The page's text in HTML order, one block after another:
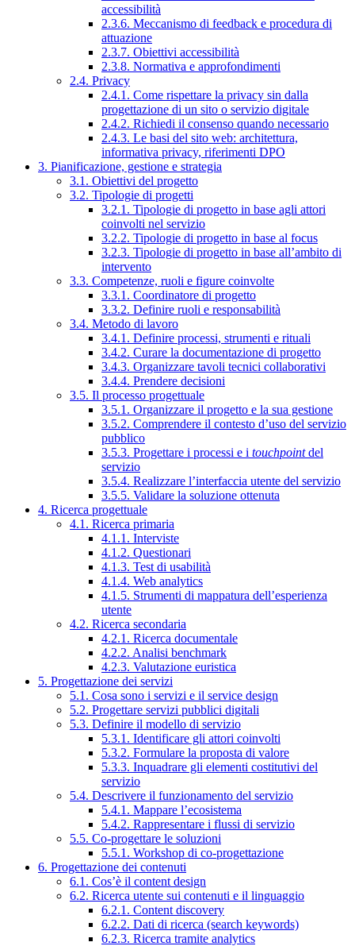
accessibilità
2.3.6. Meccanismo di feedback e procedura di
attuazione
2.3.7. Obiettivi accessibilità
2.3.8. Normativa e approfondimenti
2.4. Privacy
2.4.1. Come rispettare la privacy sin dalla
progettazione di un sito o servizio digitale
2.4.2. Richiedi il consenso quando necessario
2.4.3. Le basi del sito web: architettura,
informativa privacy, riferimenti DPO
3. Pianificazione, gestione e strategia
3.1. Obiettivi del progetto
3.2. Tipologie di progetti
3.2.1. Tipologie di progetto in base agli attori
coinvolti nel servizio
3.2.2. Tipologie di progetto in base al focus
3.2.3. Tipologie di progetto in base all’ambito di
intervento
3.3. Competenze, ruoli e figure coinvolte
3.3.1. Coordinatore di progetto
3.3.2. Definire ruoli e responsabilità
3.4. Metodo di lavoro
3.4.1. Definire processi, strumenti e rituali
3.4.2. Curare la documentazione di progetto
3.4.3. Organizzare tavoli tecnici collaborativi
3.4.4. Prendere decisioni
3.5. Il processo progettuale
3.5.1. Organizzare il progetto e la sua gestione
3.5.2. Comprendere il contesto d’uso del servizio
pubblico
3.5.3. Progettare i processi e i touchpointdel
servizio
3.5.4. Realizzare l’interfaccia utente del servizio
3.5.5. Validare la soluzione ottenuta
4. Ricerca progettuale
4.1. Ricerca primaria
4.1.1. Interviste
4.1.2. Questionari
4.1.3. Test di usabilità
4.1.4. Web analytics
4.1.5. Strumenti di mappatura dell’esperienza
utente
4.2. Ricerca secondaria
4.2.1. Ricerca documentale
4.2.2. Analisi benchmark
4.2.3. Valutazione euristica
5. Progettazione dei servizi
5.1. Cosa sono i servizi e il service design
5.2. Progettare servizi pubblici digitali
5.3. Definire il modello di servizio
5.3.1. Identificare gli attori coinvolti
5.3.2. Formulare la proposta di valore
5.3.3. Inquadrare gli elementi costitutivi del
servizio
5.4. Descrivere il funzionamento del servizio
5.4.1. Mappare l’ecosistema
5.4.2. Rappresentare i flussi di servizio
5.5. Co-progettare le soluzioni
5.5.1. Workshop di co-progettazione
6. Progettazione dei contenuti
6.1. Cos’è il content design
6.2. Ricerca utente sui contenuti e il linguaggio
6.2.1. Content discovery
6.2.2. Dati di ricerca (search keywords)
6.2.3. Ricerca tramite analytics